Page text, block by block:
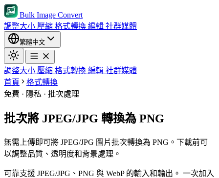
Bulk Image Convert
調整大小 壓縮 格式轉換 編輯 社群媒體
繁體中文
調整大小 壓縮 格式轉換 編輯 社群媒體
首頁
格式轉換
免費 · 隱私 · 批次處理
批次將 JPEG/JPG 轉換為 PNG
無需上傳即可將 JPEG/JPG 圖片批次轉換為 PNG。下載前可
以調整品質、透明度和背景處理。
可靠支援 JPEG/JPG、PNG 與 WebP 的輸入和輸出。 一次加入